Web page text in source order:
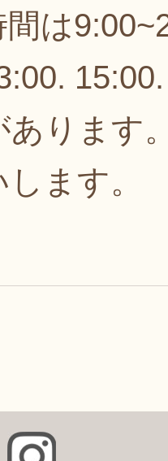
は
あります
ます。